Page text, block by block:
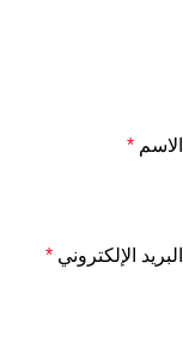
الاسم *
البريد الإلكتروني *